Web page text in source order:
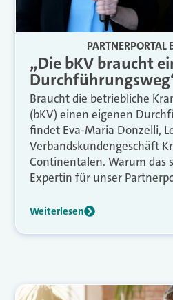
PARTNERPORTAL
„Die bKV braucht
Braucht die betriebliche
(bKV) einen eigenen
findet Eva-Maria Donzelli,
Verbandskundengeschäft
Continentalen. Warum das
Expertin für unser
Weiterlesen